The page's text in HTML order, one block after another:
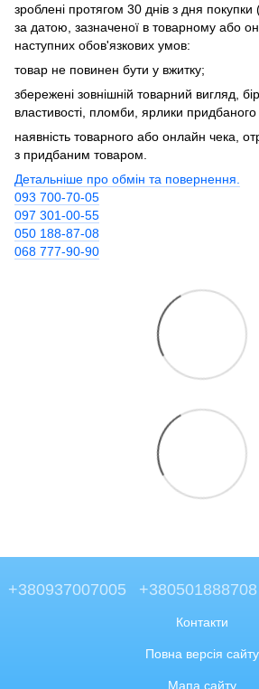
зроблені протягом 30 днів з дня покупки
за датою, зазначеної в товарному або
наступних обов'язкових умов:
товар не повинен бути у вжитку;
збережені зовнішній товарний вигляд,
властивості, пломби, ярлики придбаного
наявність товарного або онлайн чека,
з придбаним товаром.
Детальніше про обмін та повернення.
093 700-70-05
097 301-00-55
050 188-87-08
068 777-90-90
+380937007005 +380501888708
Контакти
Повна версія сайту
Мапа сайту